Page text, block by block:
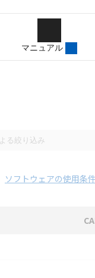
マニュアル
ソフトウェアの使用条件